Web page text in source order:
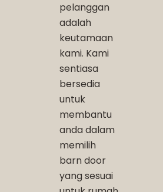
pelanggan
adalah
keutamaan
kami. Kami
sentiasa
bersedia
untuk
membantu
anda dalam
memilih
barn door
yang sesuai